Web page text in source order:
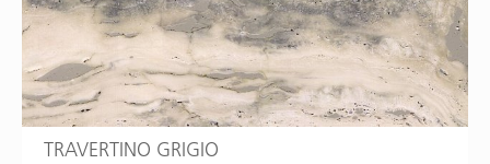
TRAVERTINO GRIGIO